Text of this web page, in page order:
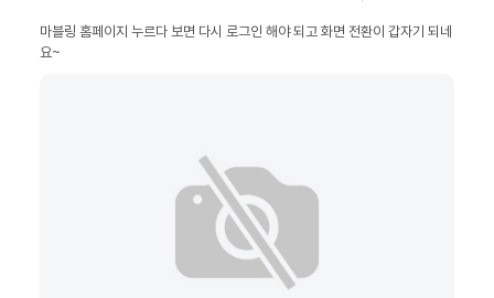
마블링 홈페이지 누르다 보면 다시 로그인 해야 되고 화면 전환이 갑자기 되네
요~